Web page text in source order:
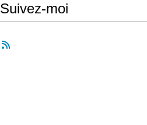
Suivez-moi